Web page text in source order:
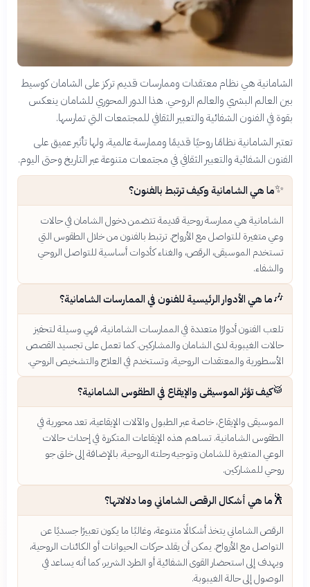
الشامانية هي نظام معتقدات وممارسات قديم تركز على الشامان كوسيط
بين العالم البشري والعالم الروحي. هذا الدور المحوري للشامان ينعكس
بقوة في الفنون الشفائية والتعبير الثقافي للمجتمعات التي تمارسها.
تعتبر الشامانية نظامًا روحيًا قديمًا وممارسة عالمية، ولها تأثير عميق على
الفنون الشفائية والتعبير الثقافي في مجتمعات متنوعة عبر التاريخ وحتى اليوم.
✨ما هي الشامانية وكيف ترتبط بالفنون؟
الشامانية هي ممارسة روحية قديمة تتضمن دخول الشامان في حالات
وعي متغيرة للتواصل مع الأرواح. ترتبط بالفنون من خلال الطقوس التي
تستخدم الموسيقى، الرقص، والغناء كأدوات أساسية للتواصل الروحي
والشفاء.
🎶ما هي الأدوار الرئيسية للفنون في الممارسات الشامانية؟
تلعب الفنون أدوارًا متعددة في الممارسات الشامانية، فهي وسيلة لتحفيز
حالات الغيبوبة لدى الشامان والمشاركين. كما تعمل على تجسيد القصص
الأسطورية والمعتقدات الروحية، وتستخدم في العلاج والتشخيص الروحي.
🥁كيف تؤثر الموسيقى والإيقاع في الطقوس الشامانية؟
الموسيقى والإيقاع، خاصة عبر الطبول والآلات الإيقاعية، تعد محورية في
الطقوس الشامانية. تساهم هذه الإيقاعات المتكررة في إحداث حالات
الوعي المتغيرة للشامان وتوجيه رحلته الروحية، بالإضافة إلى خلق جو
روحي للمشاركين.
🕺ما هي أشكال الرقص الشاماني وما دلالاتها؟
الرقص الشاماني يتخذ أشكالًا متنوعة، وغالبًا ما يكون تعبيرًا جسديًا عن
التواصل مع الأرواح. يمكن أن يقلد حركات الحيوانات أو الكائنات الروحية،
ويهدف إلى استحضار القوى الشفائية أو الطرد الشرير، كما أنه يساعد في
الوصول إلى حالة الغيبوبة.